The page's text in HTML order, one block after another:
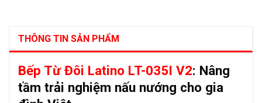
THÔNG TIN SẢN PHẨM
Bếp Từ Đôi Latino LT-035I V2: Nâng
tầm trải nghiệm nấu nướng cho gia